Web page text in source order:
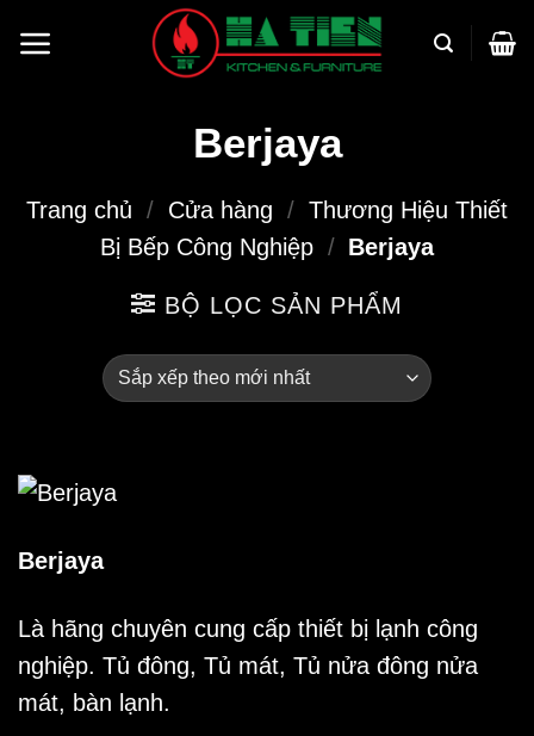
qua
Berjaya
Trang chủ / Cửa hàng / Thương Hiệu Thiết
Bị Bếp Công Nghiệp / Berjaya
BỘ LỌC SẢN PHẨM
Berjaya
Là hãng chuyên cung cấp thiết bị lạnh công
nghiệp. Tủ đông, Tủ mát, Tủ nửa đông nửa
mát, bàn lạnh.